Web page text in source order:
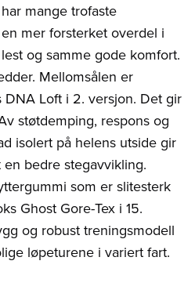
mange trofaste
mer forsterket overdel i
og samme gode komfort.
Mellomsålen er
Loft i 2. versjon. Det gir
støtdemping, respons og
isolert på helens utside gir
bedre stegavvikling.
som er slitesterk
Ghost Gore-Tex i 15.
og robust treningsmodell
løpeturene i variert fart.